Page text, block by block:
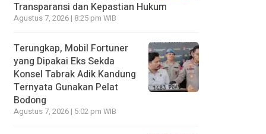
Transparansi dan Kepastian Hukum
Agustus 7, 2026 | 8:25 pm WIB
Terungkap, Mobil Fortuner
yang Dipakai Eks Sekda
Konsel Tabrak Adik Kandung
Ternyata Gunakan Pelat
Bodong
Agustus 7, 2026 | 5:02 pm WIB